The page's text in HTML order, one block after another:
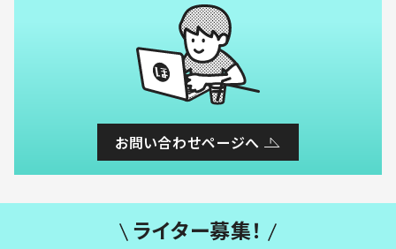
お問い合わせページへ
ライター募集！